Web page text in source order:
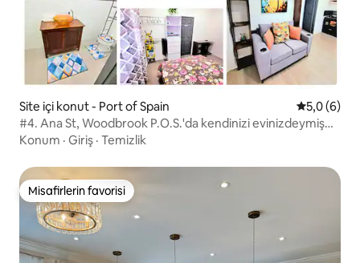
Site içi konut - Port of Spain 55,0 (6)
#4. Ana St, Woodbrook P.O.S.'da kendinizi evinizdeymiş
gibi hissedersiniz
Konum · Giriş · Temizlik
Misafirlerin favorisi
Misafirlerin favorisi